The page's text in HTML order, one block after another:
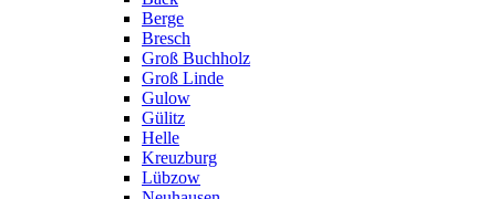
Berge
Bresch
Groß Buchholz
Groß Linde
Gulow
Gülitz
Helle
Kreuzburg
Lübzow